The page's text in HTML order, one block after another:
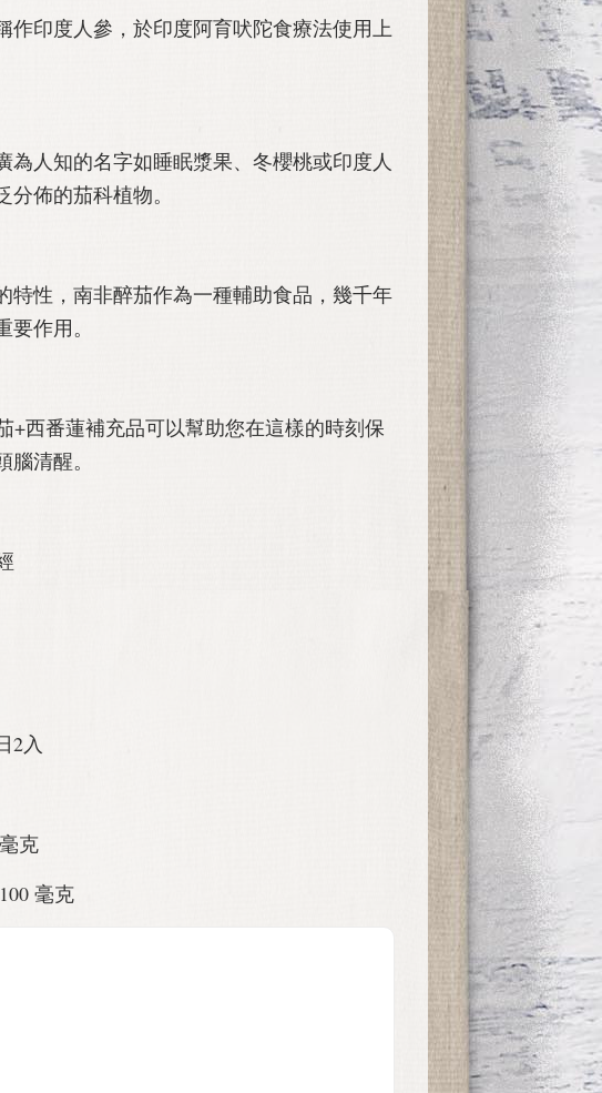
作印度人參，於印度阿育吠陀食療法使用上
為人知的名字如睡眠漿果、冬櫻桃或印度人
佈的茄科植物。
特性，南非醉茄作為一種輔助食品，幾千年
作用。
+西番蓮補充品可以幫助您在這樣的時刻保
清醒。
2入
克
毫克